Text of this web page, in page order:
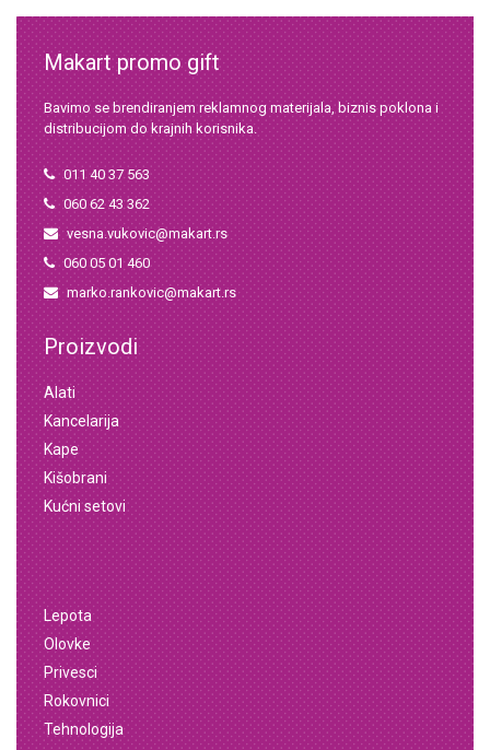
Makart promo gift
Bavimo se brendiranjem reklamnog materijala, biznis poklona i
distribucijom do krajnih korisnika.
011 40 37 563
060 62 43 362
vesna.vukovic@makart.rs
060 05 01 460
marko.rankovic@makart.rs
Proizvodi
Alati
Kancelarija
Kape
Kišobrani
Kućni setovi
Lepota
Olovke
Privesci
Rokovnici
Tehnologija